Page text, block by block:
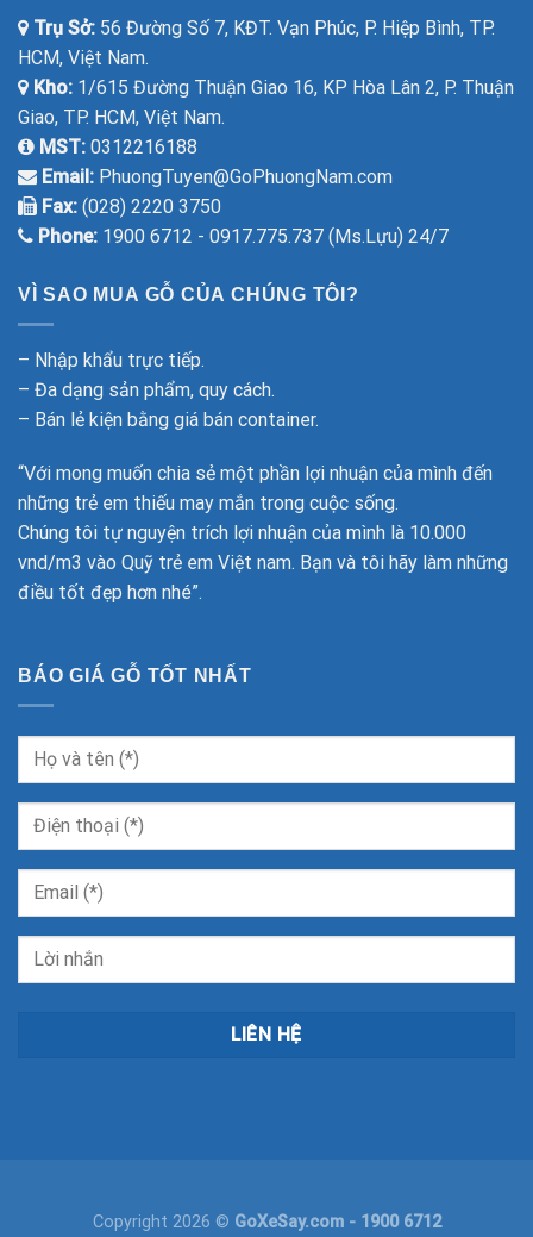
Trụ Sở: 56 Đường Số 7, KĐT. Vạn Phúc, P. Hiệp Bình, TP.
HCM, Việt Nam.
Kho: 1/615 Đường Thuận Giao 16, KP Hòa Lân 2, P. Thuận
Giao, TP. HCM, Việt Nam.
MST: 0312216188
Email: PhuongTuyen@GoPhuongNam.com
Fax: (028) 2220 3750
Phone: 1900 6712 - 0917.775.737 (Ms.Lựu) 24/7
VÌ SAO MUA GỖ CỦA CHÚNG TÔI?
– Nhập khẩu trực tiếp.
– Đa dạng sản phẩm, quy cách.
– Bán lẻ kiện bằng giá bán container.
“Với mong muốn chia sẻ một phần lợi nhuận của mình đến
những trẻ em thiếu may mắn trong cuộc sống.
Chúng tôi tự nguyện trích lợi nhuận của mình là 10.000
vnd/m3 vào Quỹ trẻ em Việt nam. Bạn và tôi hãy làm những
điều tốt đẹp hơn nhé”.
BÁO GIÁ GỖ TỐT NHẤT
Copyright 2026 © GoXeSay.com - 1900 6712